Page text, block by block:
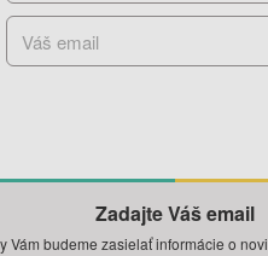
Zadajte Váš email
Vám budeme zasielať informácie o